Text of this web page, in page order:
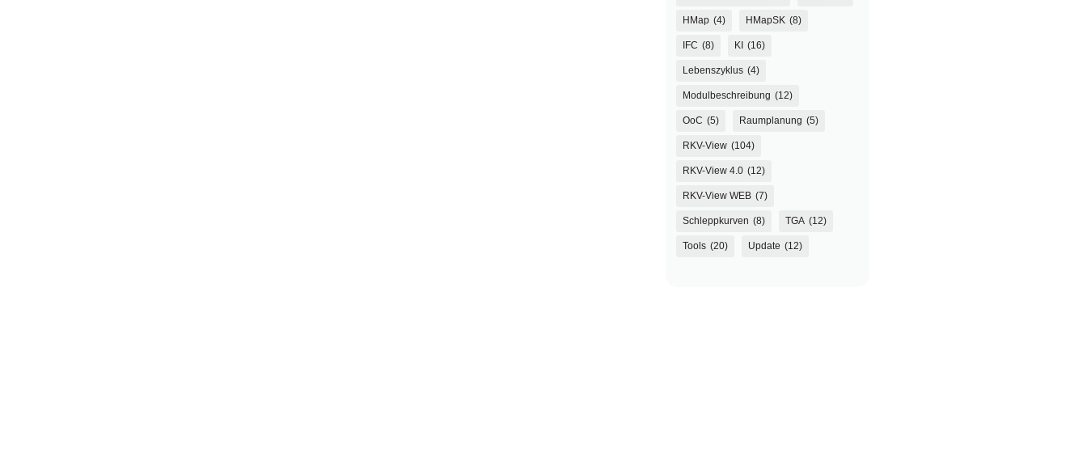
HMap (4) HMapSK (8)
IFC (8) KI (16)
Lebenszyklus (4)
Modulbeschreibung (12)
OoC (5) Raumplanung (5)
RKV-View (104)
RKV-View 4.0 (12)
RKV-View WEB (7)
Schleppkurven (8) TGA (12)
Tools (20) Update (12)